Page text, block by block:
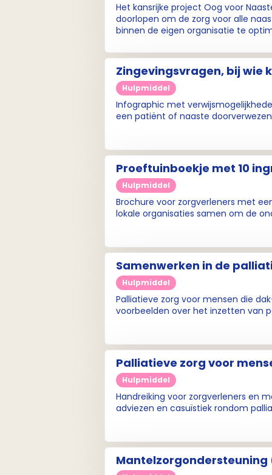
Het kansrijke project Oog voor
doorlopen om de zorg voor alle
binnen de eigen organisatie te
Zingevingsvragen, bij wie
Hulpmiddel
Infographic met
een patiënt of naaste
Proeftuinboekje met 10
Hulpmiddel
Brochure voor zorgverleners met
lokale organisaties samen om de
Samenwerken in de
Hulpmiddel
Palliatieve zorg voor mensen die
voorbeelden over het inzetten van
Palliatieve zorg voor
Hulpmiddel
Handreiking voor zorgverleners en
adviezen en casuïstiek rondom